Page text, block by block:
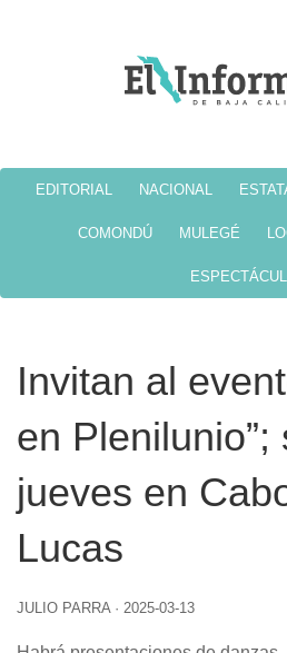
EDITORIAL NACIONAL
COMONDÚ MULEGÉ
Invitan al
en Plenilunio”;
jueves en
Lucas
JULIO PARRA · 2025-03-13